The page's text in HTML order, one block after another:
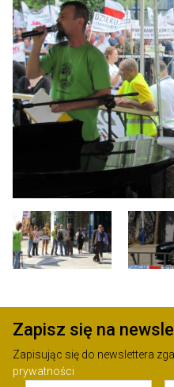
Zapisz się na
Zapisując się do newslettera
prywatności